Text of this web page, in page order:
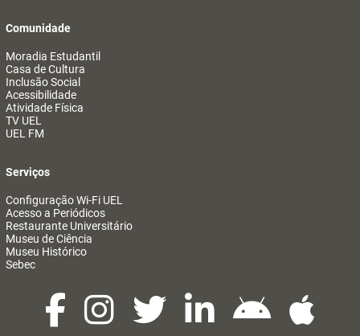
Comunidade
Moradia Estudantil
Casa de Cultura
Inclusão Social
Acessibilidade
Atividade Física
TV UEL
UEL FM
Serviços
Configuração Wi-Fi UEL
Acesso a Periódicos
Restaurante Universitário
Museu de Ciência
Museu Histórico
Sebec